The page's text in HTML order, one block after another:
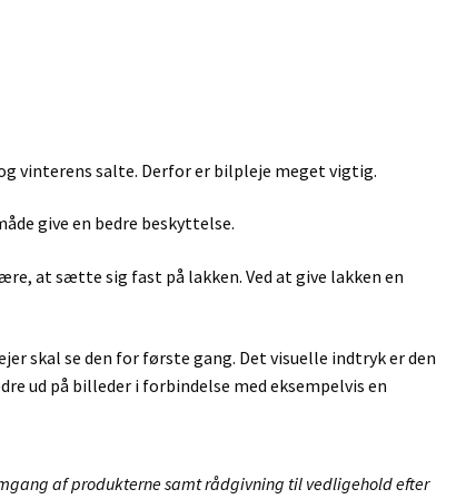
vinterens salte. Derfor er bilpleje meget vigtig.
give en bedre beskyttelse.
at sætte sig fast på lakken. Ved at give lakken en
skal se den for første gang. Det visuelle indtryk er den
ud på billeder i forbindelse med eksempelvis en
af produkterne samt rådgivning til vedligehold efter